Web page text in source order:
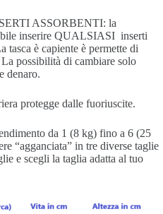
ASSORBENTI: la
inserire QUALSIASI inserti
tasca è capiente è permette di
possibilità di cambiare solo
denaro.
protegge dalle fuoriuscite.
da 1 (8 kg) fino a 6 (25
“agganciata” in tre diverse taglie
e scegli la taglia adatta al tuo